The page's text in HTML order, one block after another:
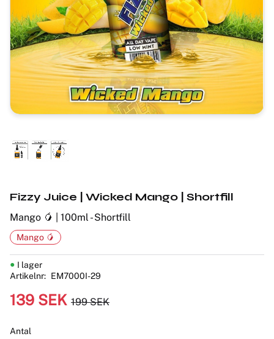
Fizzy Juice | Wicked Mango | Shortfill
Mango 🥭 | 100ml - Shortfill
Nedsatt pris:
139 SEK Ordinarie pris:
199SEK
Antal
I lager
Artikelnr
EM7000I-29
Mango 🥭